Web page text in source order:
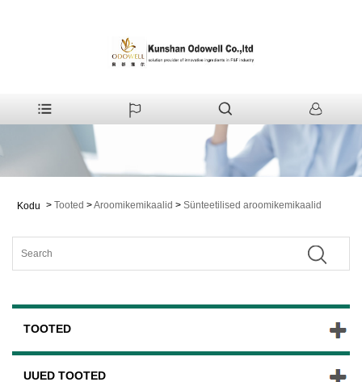
Kodu > Tooted >Aroomikemikaalid > Sünteetilised aroomikemikaalid
TOOTED
UUED TOOTED